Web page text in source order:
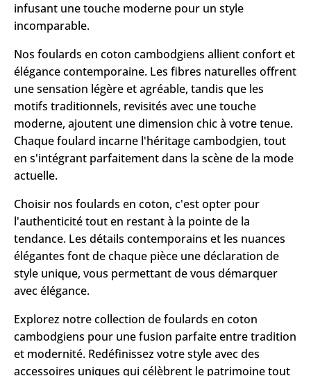
infusant une touche moderne pour un style
incomparable.
Nos foulards en coton cambodgiens allient confort et
élégance contemporaine. Les fibres naturelles offrent
une sensation légère et agréable, tandis que les
motifs traditionnels, revisités avec une touche
moderne, ajoutent une dimension chic à votre tenue.
Chaque foulard incarne l'héritage cambodgien, tout
en s'intégrant parfaitement dans la scène de la mode
actuelle.
Choisir nos foulards en coton, c'est opter pour
l'authenticité tout en restant à la pointe de la
tendance. Les détails contemporains et les nuances
élégantes font de chaque pièce une déclaration de
style unique, vous permettant de vous démarquer
avec élégance.
Explorez notre collection de foulards en coton
cambodgiens pour une fusion parfaite entre tradition
et modernité. Redéfinissez votre style avec des
accessoires uniques qui célèbrent le patrimoine tout